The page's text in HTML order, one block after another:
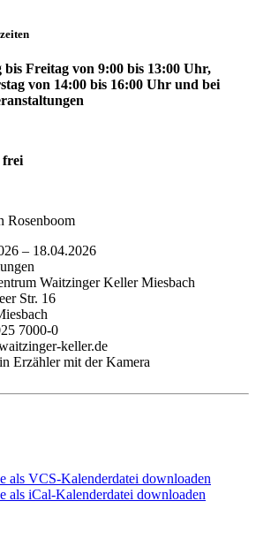
bis Freitag von 9:00 bis 13:00 Uhr,
von 14:00 bis 16:00 Uhr und bei
– 18.04.2026
Waitzinger Keller Miesbach
Str. 16
7000-0
keller.de
Erzähler mit der Kamera
als VCS-Kalenderdatei downloaden
als iCal-Kalenderdatei downloaden